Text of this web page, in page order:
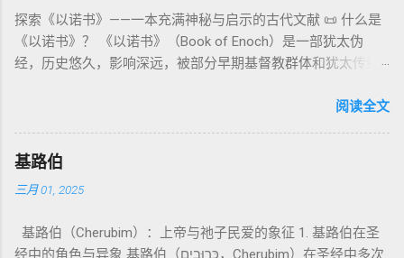
圣所，用血为圣所与百姓遮罪。 这是整卷《利未记》的神学中
心： 神愿意居住在人中间； 罪必须被遮盖才能维持这同在；
神主动提供遮罪之道（两个祭牲，特别是“为耶和华”的与“归于
亚撒泻勒”的）。 这预表...
的“深渊囚禁”叙事共振。 彼后2:4 用“ 他他路斯 （Tartarus）”指
天使囚禁之所，贴近以诺传统语境。 福音书/启示录 中的“ 人子
来临与天使同来、坐在荣耀宝座审判列国 ”（太24–25；启1、
观 ：以诺将“巨人之灵”为游行污灵的渊源学解释，补给了新约
驱魔叙事背后的“灵界词库”（可1、路8；亦参弗6:12“执政掌
权”）。 阴间与审判意象 ：Sheol 的分区、册卷与火刑等图像，
：以诺传统对压迫者的“祸哉”，与 雅各书 对不义富者的警告
（雅5）形成呼应。 ...
所 崇拜 的 神祇 出 20: 3 假 神/ 偶像（ gods） 3. 属 灵 存在
神 的 众 子、 天使、 神圣 议会 成员 诗 82: 1, 申 32: 8– 9
神圣 存在（ divine beings） 4. 法官 被 委托 施行 神 审判者 出
权 代表 受托 执行 神 旨意 的 人（ 如 摩西） 出 7: 1 神 的 代言
人（ divine proxy） 6. 强调 威严 复数 形式 强调 尊贵 超自然 的
显现 撒 上 28: 13 灵界 显现 或 尊称（ majestic plural） 三、
בְּרֵאשִׁית בָּרָא אֱלֹהִים...” “ 起初， 神（ Elohim） 创造 天地。” 尽
语法 结构 显示 这 是在 强调 一位 ...
探索《以诺书》——一本充满神秘与启示的古代文献 📜 什么是
《以诺书》？ 《以诺书》（Book of Enoch）是一部犹太伪
经，历史悠久，影响深远，被部分早期基督教群体和犹太传统
的曾祖父——的名义写成，包含大量关于天使、堕落、审判和弥
行，神将他取去，他就不在世了。” 这一神秘的记载激发了后世
关于以诺与神的关系、天国奥秘的丰富想象。《以诺书》便是
这种想象的结晶。 📖《以诺书》的主要内容 《以诺书》并非一
之书》（1 Enoch 1-36） 讲述堕落天使（守望者，Watchers）
阅读全文
基路伯
三月 01, 2025
基路伯（Cherubim）：上帝与祂子民爱的象征 1. 基路伯在圣